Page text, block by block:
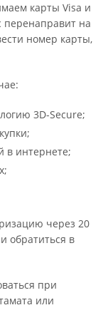
карты Visa и
перенаправит на
номер карты,
3D-Secure;
в интернете;
через 20
обратиться в
при
или